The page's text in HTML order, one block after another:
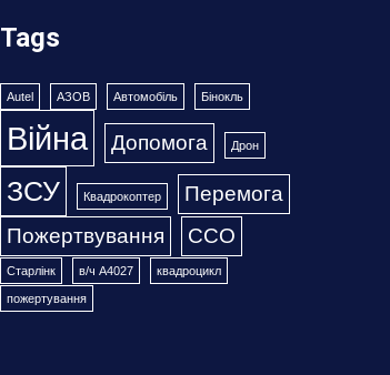
Tags
Autel АЗОВ Автомобіль Бінокль
Війна Допомога Дрон
ЗСУ Квадрокоптер
Перемога
Пожертвування
ССО
Старлінк в/ч А4027 квадроцикл
пожертування